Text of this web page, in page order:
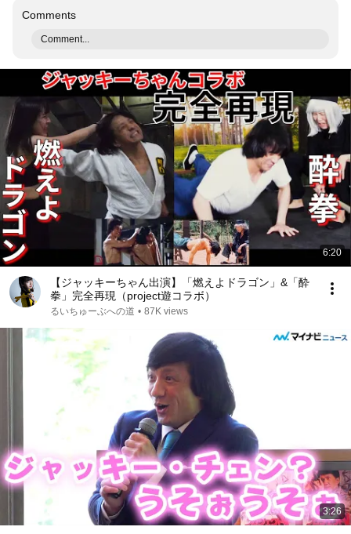
Comments
Comment...
6:20
【ジャッキーちゃん出演】「燃えよドラゴン」&「酔
拳」完全再現（project遊コラボ）
るいちゅーぶへの道 • 87K views
3:26